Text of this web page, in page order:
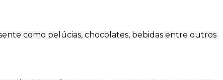
como pelúcias, chocolates, bebidas entre outros